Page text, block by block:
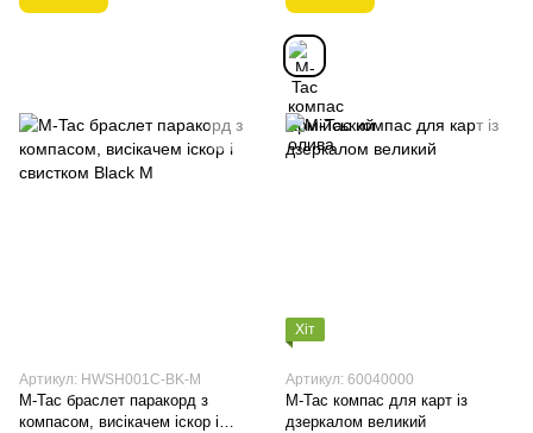
Артикул: HWSH001C-BK-M
M-Tac браслет паракорд з
компасом, висікачем іскор і
Хіт
Артикул: 60040000
M-Tac компас для карт із
дзеркалом великий